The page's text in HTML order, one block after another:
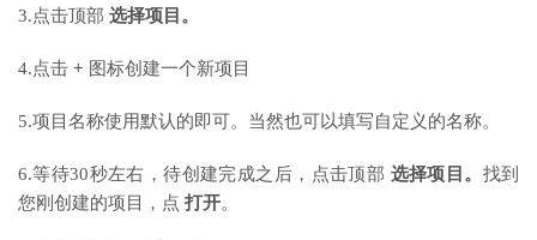
3.点击顶部 选择项目。
4.点击 + 图标创建一个新项目
5.项目名称使用默认的即可。当然也可以填写自定义的名称。
6.等待30秒左右，待创建完成之后，点击顶部 选择项目。 找到
您刚创建的项目，点 打开。